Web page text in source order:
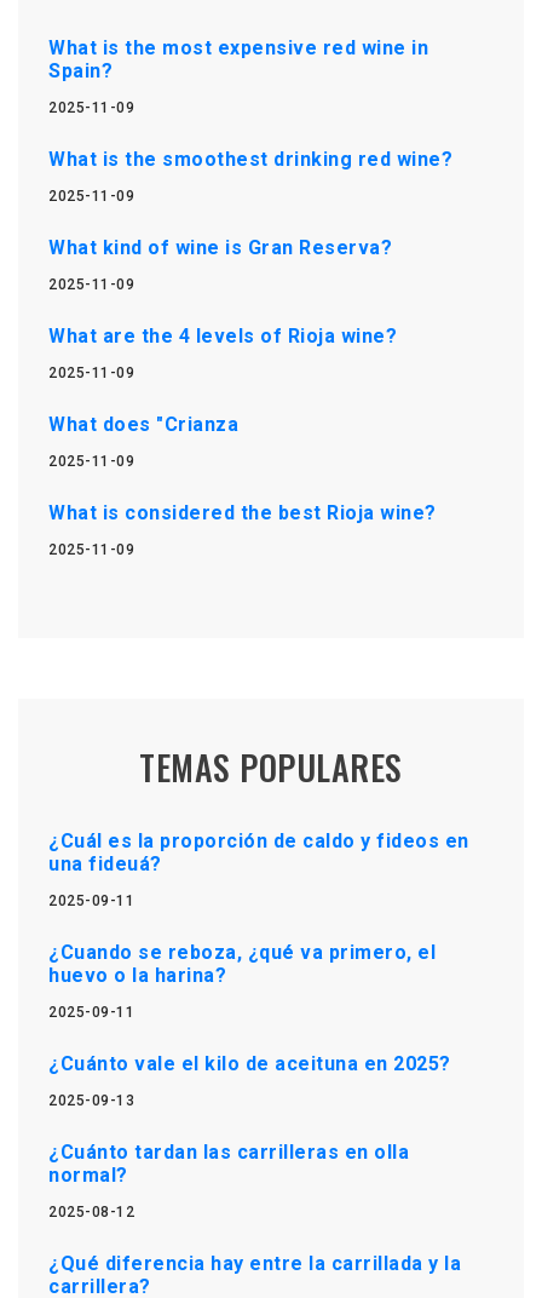
What is the most expensive red wine in
Spain?
2025-11-09
What is the smoothest drinking red wine?
2025-11-09
What kind of wine is Gran Reserva?
2025-11-09
What are the 4 levels of Rioja wine?
2025-11-09
What does "Crianza
2025-11-09
What is considered the best Rioja wine?
2025-11-09
TEMAS POPULARES
¿Cuál es la proporción de caldo y fideos en
una fideuá?
2025-09-11
¿Cuando se reboza, ¿qué va primero, el
huevo o la harina?
2025-09-11
¿Cuánto vale el kilo de aceituna en 2025?
2025-09-13
¿Cuánto tardan las carrilleras en olla
normal?
2025-08-12
¿Qué diferencia hay entre la carrillada y la
carrillera?